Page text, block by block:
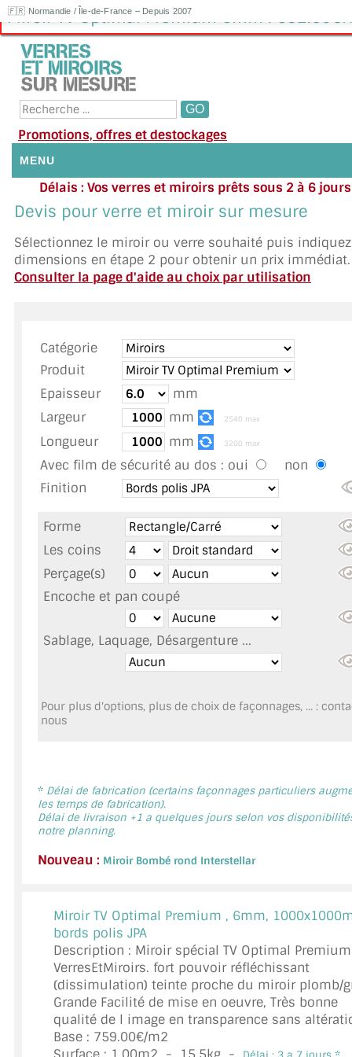
🇫🇷 Normandie / Île-de-France – Depuis 2007
Miroir TV Optimal Premium 6mm :
Promotions, offres et destockages
MENU
NOUS CONTACTER
DEMANDE DE DEVIS
TOUS LES TARIFS AU M2
GUIDE : CHOIX PAR UTILISATION
INSPIRATIONS ET NOUVEAUTÉS
AMBIANCE LAITON BROSSÉ
MIROIR SUR MESURE
MIROIR VIEILLI
MIROIR DÉCORATIF DE COULEUR
LOTS DE MIROIRS EN MOZAÏQUE
MIROIR DE SALLE DE BAIN
MIROIR POUR SALLE DE SPORT
MIROIR POUR SALLE DE DANSE
MIROIR ENCADRÉ
VERRE SUR MESURE
VERRE EXTRACLAIR
VERRE TREMPÉ (SÉCURIT)
PAROI DE DOUCHE
Délais : Vos verres et miroirs prêts sous 2 à 6
moyenne
Besoin
Appelez ou envoyez un SMS au 06 79 92
Devis pour verre et miroir sur mesure
Sélectionnez le miroir ou verre souhaité puis
dimensions en étape 2 pour obtenir un prix immédiat.
Consulter la page d'aide au choix par utilisation
Catégorie
Produit
Epaisseur
mm
Largeur
mm 2540 max
Longueur mm 3200 max
Avec film de sécurité au dos : oui
non
Finition
Forme
Les coins
Perçage(s)
Encoche et pan coupé
Sablage, Laquage, Désargenture ...
Pour plus d'options, plus de choix de façonnages, ... :
nous
* Délai de fabrication (certains façonnages particuliers
les temps de fabrication).
Délai de livraison +1 a quelques jours selon vos
notre planning.
Nouveau : Miroir Bombé rond Interstellar
Miroir TV Optimal Premium , 6mm,
bords polis JPA
Description : Miroir spécial TV Optimal
VerresEtMiroirs. fort pouvoir réfléchissant
(dissimulation) teinte proche du miroir plomb/
Grande Facilité de mise en oeuvre, Très bonne
qualité de l image en transparence sans
Base : 759.00€/m2